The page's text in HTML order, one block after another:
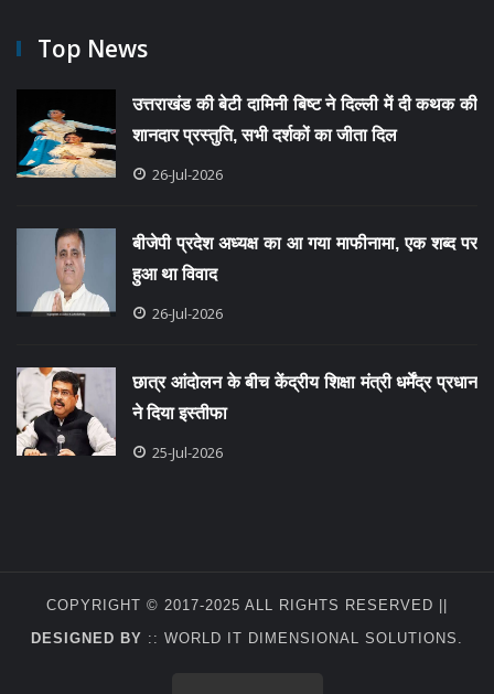
Top News
उत्तराखंड की बेटी दामिनी बिष्ट ने दिल्ली में दी कथक की
शानदार प्रस्तुति, सभी दर्शकों का जीता दिल
26-Jul-2026
बीजेपी प्रदेश अध्यक्ष का आ गया माफीनामा, एक शब्द पर
हुआ था विवाद
26-Jul-2026
छात्र आंदोलन के बीच केंद्रीय शिक्षा मंत्री धर्मेंद्र प्रधान
ने दिया इस्तीफा
25-Jul-2026
COPYRIGHT © 2017-2025 ALL RIGHTS RESERVED ||
DESIGNED BY :: WORLD IT DIMENSIONAL SOLUTIONS .